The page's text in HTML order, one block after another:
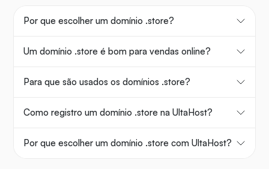
Por que escolher um domínio .store?
Um domínio .store é bom para vendas online?
Para que são usados os domínios .store?
Como registro um domínio .store na UltaHost?
Por que escolher um domínio .store com UltaHost?